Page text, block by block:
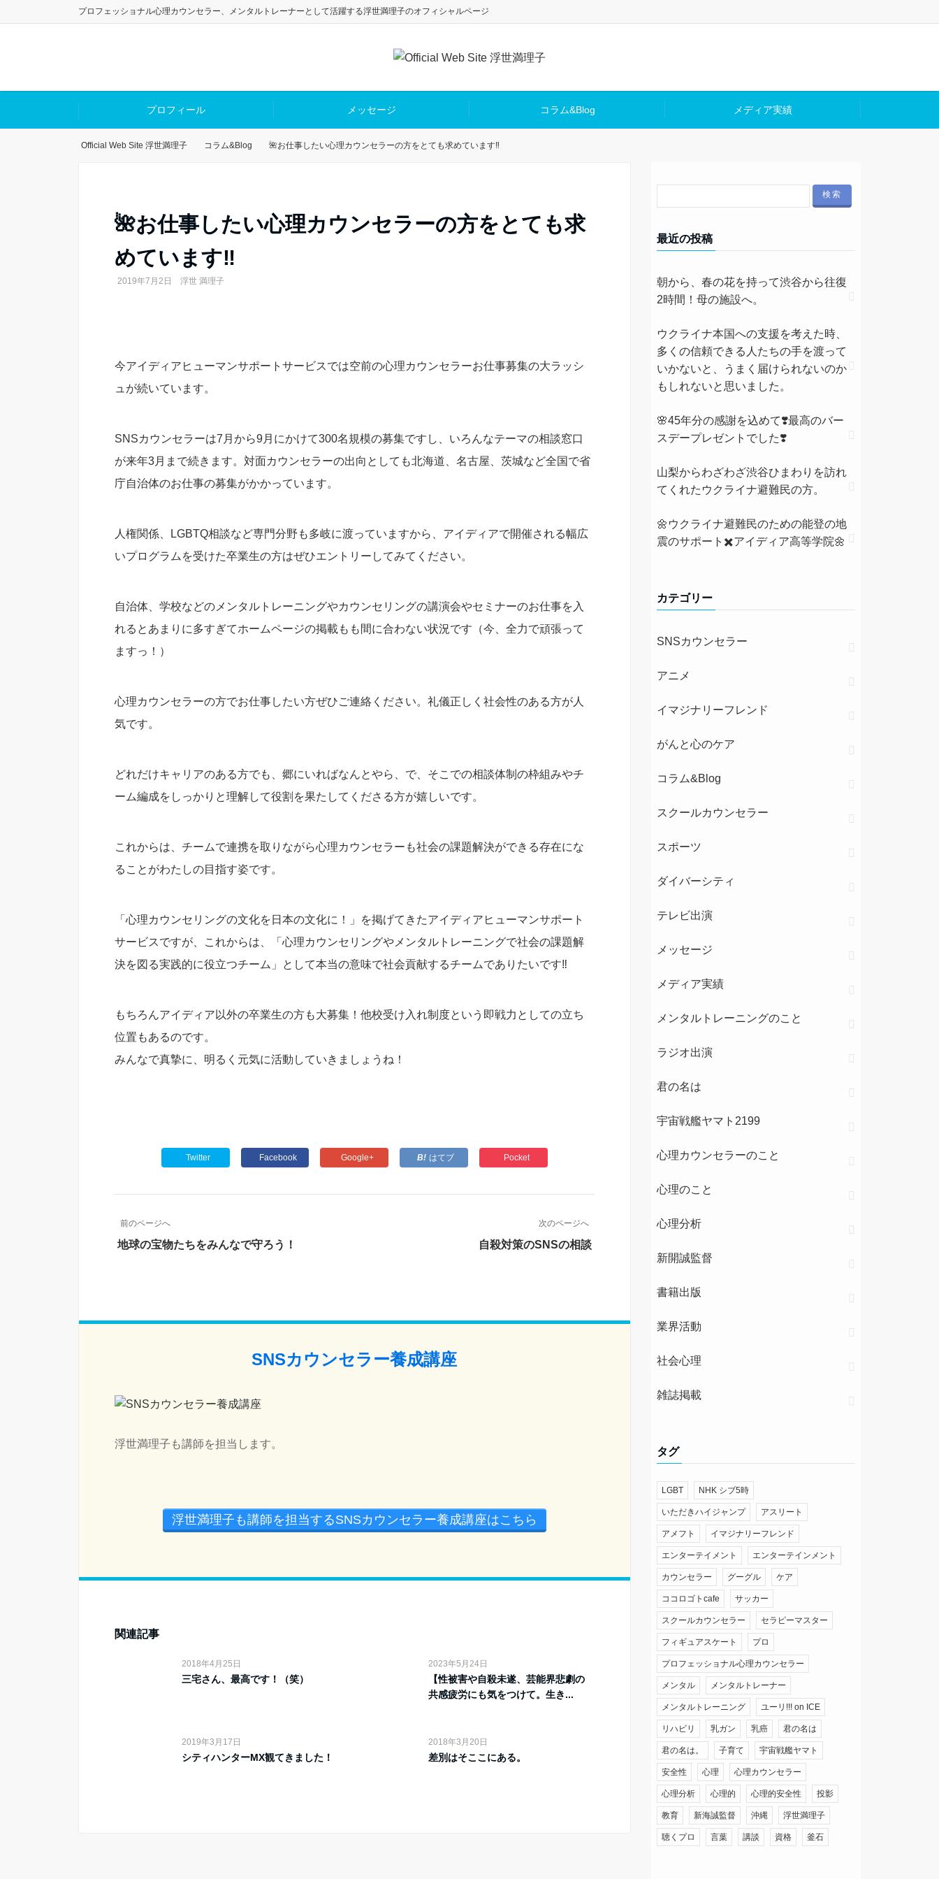
プロフェッショナル心理カウンセラー、メンタルトレーナーとして活躍する浮世満理子のオフィシャルページ
プロフィール メッセージ コラム&Blog メディア実績
Official Web Site 浮世満理子 コラム&Blog 🌺お仕事したい心理カウンセラーの方をとても求めています‼️
🌺お仕事したい心理カウンセラーの方をとても求
めています‼️
2019年7月2日 浮世 満理子
今アイディアヒューマンサポートサービスでは空前の心理カウンセラーお仕事募集の大ラッシ
ュが続いています。
SNSカウンセラーは7月から9月にかけて300名規模の募集ですし、いろんなテーマの相談窓口
が来年3月まで続きます。対面カウンセラーの出向としても北海道、名古屋、茨城など全国で省
庁自治体のお仕事の募集がかかっています。
人権関係、LGBTQ相談など専門分野も多岐に渡っていますから、アイディアで開催される幅広
いプログラムを受けた卒業生の方はぜひエントリーしてみてください。
自治体、学校などのメンタルトレーニングやカウンセリングの講演会やセミナーのお仕事を入
れるとあまりに多すぎてホームページの掲載もも間に合わない状況です（今、全力で頑張って
ますっ！）
心理カウンセラーの方でお仕事したい方ぜひご連絡ください。礼儀正しく社会性のある方が人
気です。
どれだけキャリアのある方でも、郷にいればなんとやら、で、そこでの相談体制の枠組みやチ
ーム編成をしっかりと理解して役割を果たしてくださる方が嬉しいです。
これからは、チームで連携を取りながら心理カウンセラーも社会の課題解決ができる存在にな
ることがわたしの目指す姿です。
「心理カウンセリングの文化を日本の文化に！」を掲げてきたアイディアヒューマンサポート
サービスですが、これからは、「心理カウンセリングやメンタルトレーニングで社会の課題解
決を図る実践的に役立つチーム」として本当の意味で社会貢献するチームでありたいです‼️
もちろんアイディア以外の卒業生の方も大募集！他校受け入れ制度という即戦力としての立ち
位置もあるのです。
みんなで真摯に、明るく元気に活動していきましょうね！
Twitter Facebook Google+ はてブ Pocket
前のページへ
地球の宝物たちをみんなで守ろう！
次のページへ
自殺対策のSNSの相談
SNSカウンセラー養成講座
浮世満理子も講師を担当します。
浮世満理子も講師を担当するSNSカウンセラー養成講座はこちら
関連記事
2018年4月25日
三宅さん、最高です！（笑）
2023年5月24日
【性被害や自殺未遂、芸能界悲劇の
共感疲労にも気をつけて。生き...
2019年3月17日
シティハンターMX観てきました！
2018年3月20日
差別はそここにある。
最近の投稿
朝から、春の花を持って渋谷から往復
2時間！母の施設へ。
ウクライナ本国への支援を考えた時、
多くの信頼できる人たちの手を渡って
いかないと、うまく届けられないのか
もしれないと思いました。
🌸45年分の感謝を込めて❣️最高のバー
スデープレゼントでした❣️
山梨からわざわざ渋谷ひまわりを訪れ
てくれたウクライナ避難民の方。
🌼ウクライナ避難民のための能登の地
震のサポート✖️アイディア高等学院🌼
カテゴリー
SNSカウンセラー
アニメ
イマジナリーフレンド
がんと心のケア
コラム&Blog
スクールカウンセラー
スポーツ
ダイバーシティ
テレビ出演
メッセージ
メディア実績
メンタルトレーニングのこと
ラジオ出演
君の名は
宇宙戦艦ヤマト2199
心理カウンセラーのこと
心理のこと
心理分析
新開誠監督
書籍出版
業界活動
社会心理
雑誌掲載
タグ
LGBT NHK シブ5時
いただきハイジャンプ アスリート
アメフト イマジナリーフレンド
エンターテイメント エンターテインメント
カウンセラー グーグル ケア
ココロゴトcafe サッカー
スクールカウンセラー セラピーマスター
フィギュアスケート プロ
プロフェッショナル心理カウンセラー
メンタル メンタルトレーナー
メンタルトレーニング ユーリ!!! on ICE
リハビリ 乳ガン 乳癌 君の名は
君の名は。 子育て 宇宙戦艦ヤマト
安全性 心理 心理カウンセラー
心理分析 心理的 心理的安全性 投影
教育 新海誠監督 沖縄 浮世満理子
聴くプロ 言葉 講談 資格 釜石